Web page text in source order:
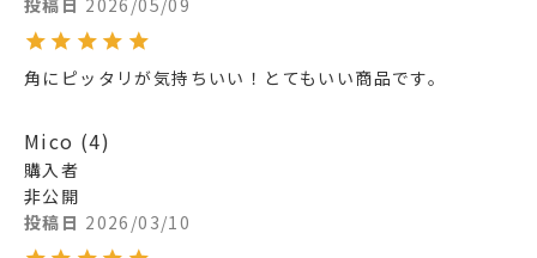
投稿日 2026/05/09
角にピッタリが気持ちいい！とてもいい商品です。
Mico 4
購入者
非公開
投稿日 2026/03/10